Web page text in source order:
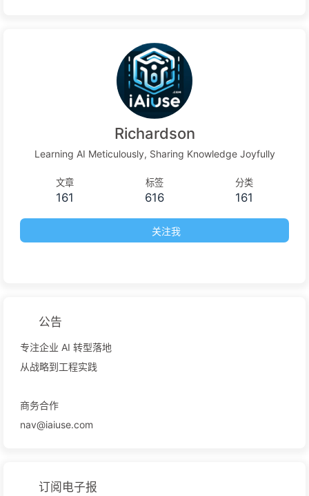
Richardson
Learning AI Meticulously, Sharing Knowledge Joyfully
文章
161
标签
616
分类
161
关注我
公告
专注企业 AI 转型落地
从战略到工程实践
商务合作
nav@iaiuse.com
订阅电子报